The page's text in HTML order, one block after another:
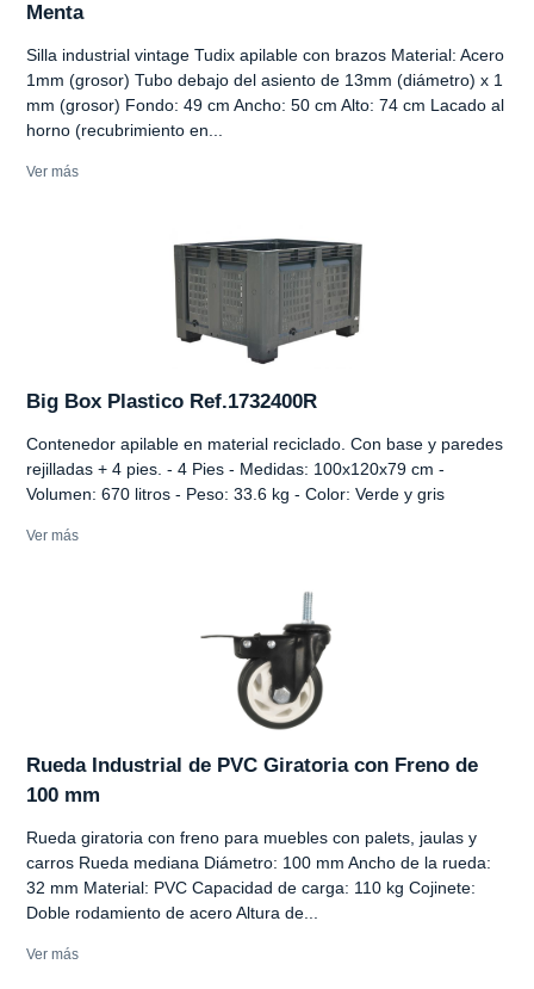
Menta
Silla industrial vintage Tudix apilable con brazos Material: Acero
1mm (grosor) Tubo debajo del asiento de 13mm (diámetro) x 1
mm (grosor) Fondo: 49 cm Ancho: 50 cm Alto: 74 cm Lacado al
horno (recubrimiento en...
Ver más
Big Box Plastico Ref.1732400R
Contenedor apilable en material reciclado. Con base y paredes
rejilladas + 4 pies. - 4 Pies - Medidas: 100x120x79 cm -
Volumen: 670 litros - Peso: 33.6 kg - Color: Verde y gris
Ver más
Rueda Industrial de PVC Giratoria con Freno de
100 mm
Rueda giratoria con freno para muebles con palets, jaulas y
carros Rueda mediana Diámetro: 100 mm Ancho de la rueda:
32 mm Material: PVC Capacidad de carga: 110 kg Cojinete:
Doble rodamiento de acero Altura de...
Ver más